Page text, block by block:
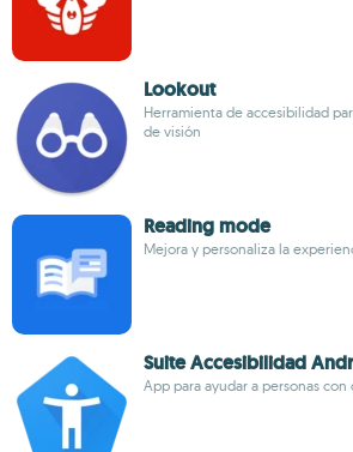
Lookout
Herramienta de accesibilidad
de visión
Reading mode
Mejora y personaliza la
Suite Accesibilidad
App para ayudar a personas